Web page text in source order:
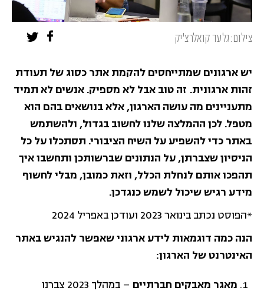
צילום:גלעד קואלרצ'יק
יש ארגונים שמתייחסים להקמת אתר כסוג של תעודת
זהות ארגונית. זה טוב אבל לא מספיק. אנשים לא תמיד
מתעניינים מה עושה הארגון, אלא בנושאים בהם הוא
מטפל. לכן ההמלצה שלנו לחשוב בגדול, ולהשתמש
באתר כדי להשפיע על השיח הציבורי. תסתכלו על כל
הניסיון שצברתן, על הנתונים שברשותכן ותחשבו איך
תהפכו אותם לנחלת הכלל, וזאת כמובן, מבלי לחשוף
מידע רגיש שיכול לשמש כנגדכן.
*הפוסט נכתב בינואר 2023 ועודכן באפריל 2024
הנה כמה דוגמאות לידע ארגוני שאפשר להנגיש באתר
האינטרנט של הארגון:
מאגר מאבקים חברתיים
– במהלך 2023 צברנו